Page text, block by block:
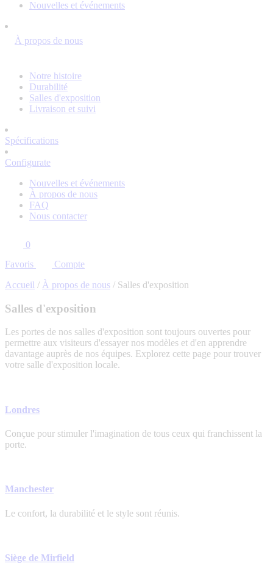
Nouvelles et événements
À propos de nous
Notre histoire
Durabilité
Salles d'exposition
Livraison et suivi
Spécifications
Configurate
Nouvelles et événements
À propos de nous
FAQ
Nous contacter
0
Favoris
Compte
Accueil / À propos de nous / Salles d'exposition
Salles d'exposition
Les portes de nos salles d'exposition sont toujours ouvertes pour
permettre aux visiteurs d'essayer nos modèles et d'en apprendre
davantage auprès de nos équipes. Explorez cette page pour trouver
votre salle d'exposition locale.
Londres
Conçue pour stimuler l'imagination de tous ceux qui franchissent la
porte.
Manchester
Le confort, la durabilité et le style sont réunis.
Siège de Mirfield